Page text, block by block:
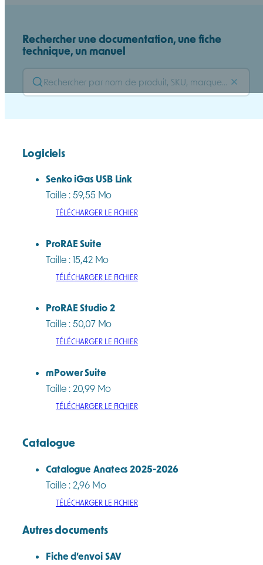
Rechercher une documentation, une fiche
technique, un manuel
Logiciels
Senko iGas USB Link
Taille : 59,55 Mo
TÉLÉCHARGER LE FICHIER
ProRAE Suite
Taille : 15,42 Mo
TÉLÉCHARGER LE FICHIER
ProRAE Studio 2
Taille : 50,07 Mo
TÉLÉCHARGER LE FICHIER
mPower Suite
Taille : 20,99 Mo
TÉLÉCHARGER LE FICHIER
Catalogue
Catalogue Anatecs 2025-2026
Taille : 2,96 Mo
TÉLÉCHARGER LE FICHIER
Autres documents
Fiche d’envoi SAV